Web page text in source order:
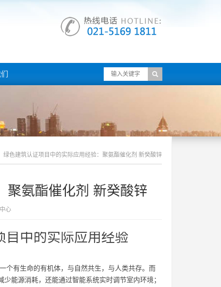
绿色建筑认证项目中的实际应用经验：聚氨酯催化剂 新癸酸锌
聚氨酯催化剂 新癸酸锌
心
目中的实际应用经验
个有生命的有机体，与自然共生，与人类共存。而
能源消耗，还能通过智能系统实时调节室内环境；